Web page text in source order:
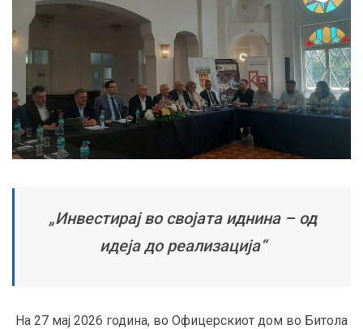
„Инвестирај во својата иднина – од
идеја до реализација“
На 27 мај 2026 година, во Офицерскиот дом во Битола